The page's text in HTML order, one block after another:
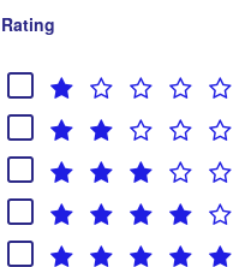
Rating